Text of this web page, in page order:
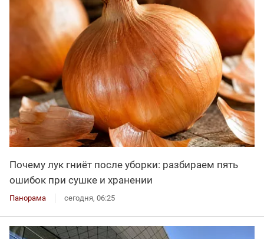
Почему лук гниёт после уборки: разбираем пять
ошибок при сушке и хранении
Панорама сегодня, 06:25